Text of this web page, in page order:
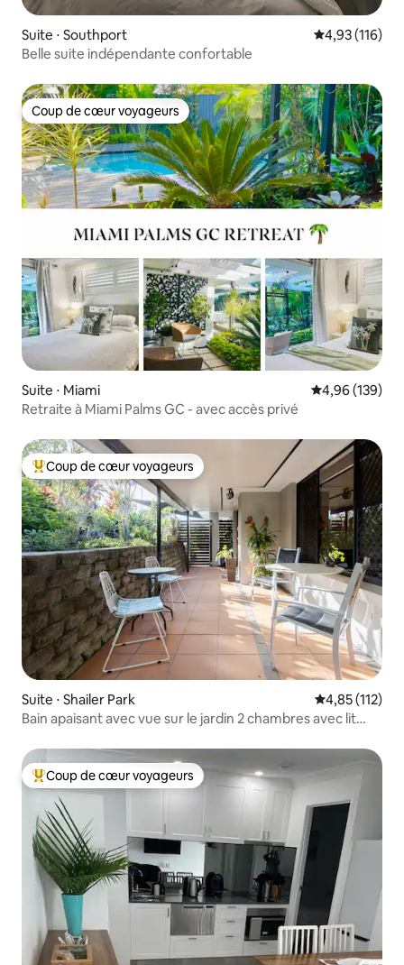
Suite ⋅ Southport Évaluation
4,93 (116)
Belle suite indépendante confortable
Coup de cœur voyageurs
Coup de cœur voyageurs
Suite ⋅ Miami Évaluation
4,96 (139)
Retraite à Miami Palms GC - avec accès privé
Coups de cœur voyageurs les plus appréciés
Coup de cœur voyageurs
Suite ⋅ Shailer Park Évaluation
4,85 (112)
Bain apaisant avec vue sur le jardin 2 chambres avec lit
Coups de cœur voyageurs les plus appréciés
Coup de cœur voyageurs